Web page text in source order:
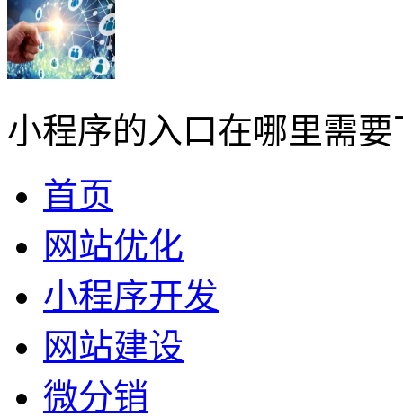
小程序的入口在哪里需要
首页
网站优化
小程序开发
网站建设
微分销